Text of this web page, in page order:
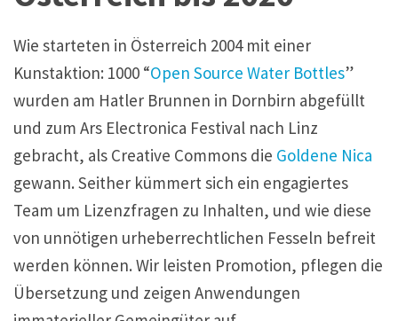
Wie starteten in Österreich 2004 mit einer
Kunstaktion: 1000 “Open Source Water Bottles”
wurden am Hatler Brunnen in Dornbirn abgefüllt
und zum Ars Electronica Festival nach Linz
gebracht, als Creative Commons die Goldene Nica
gewann. Seither kümmert sich ein engagiertes
Team um Lizenzfragen zu Inhalten, und wie diese
von unnötigen urheberrechtlichen Fesseln befreit
werden können. Wir leisten Promotion, pflegen die
Übersetzung und zeigen Anwendungen